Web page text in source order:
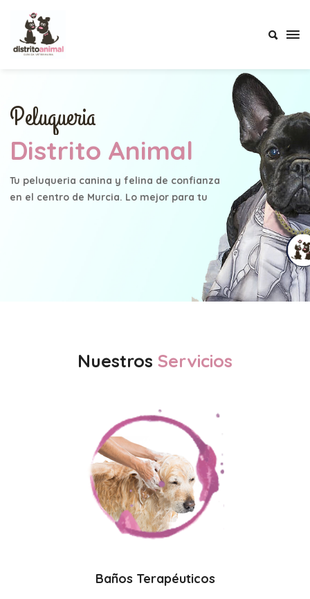
Peluqueria
Distrito Animal
Tu peluqueria canina y felina de confianza
en el centro de Murcia. Lo mejor para tu
Nuestros Servicios
Baños Terapéuticos